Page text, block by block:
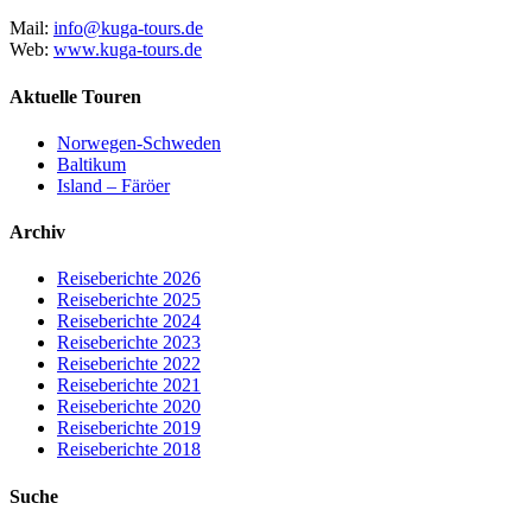
Mail: info@kuga-tours.de
Web: www.kuga-tours.de
Aktuelle Touren
Norwegen-Schweden
Baltikum
Island – Färöer
Archiv
Reiseberichte 2026
Reiseberichte 2025
Reiseberichte 2024
Reiseberichte 2023
Reiseberichte 2022
Reiseberichte 2021
Reiseberichte 2020
Reiseberichte 2019
Reiseberichte 2018
Suche